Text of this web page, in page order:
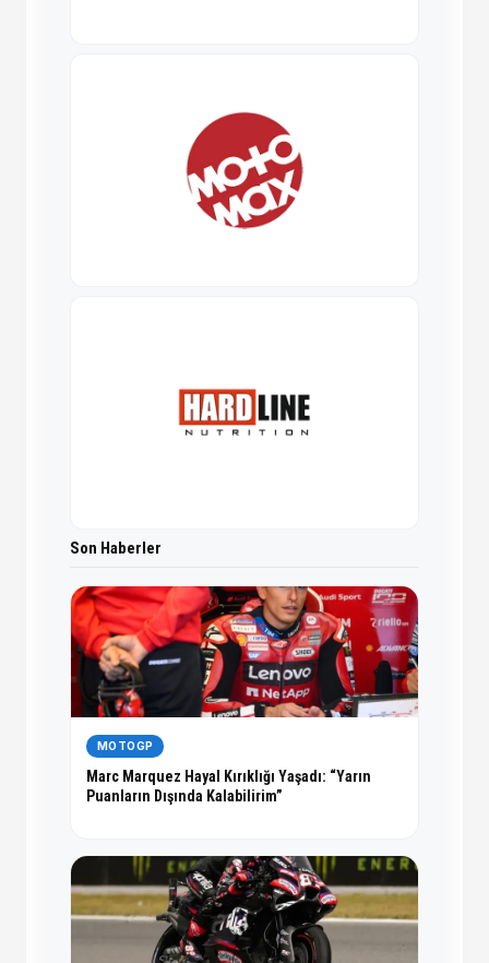
Son Haberler
MOTOGP
Marc Marquez Hayal Kırıklığı Yaşadı: “Yarın
Puanların Dışında Kalabilirim”